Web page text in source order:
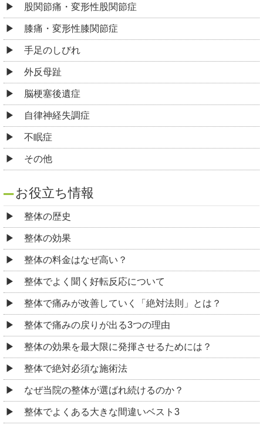
股関節痛・変形性股関節症
膝痛・変形性膝関節症
手足のしびれ
外反母趾
脳梗塞後遺症
自律神経失調症
不眠症
その他
お役立ち情報
整体の歴史
整体の効果
整体の料金はなぜ高い？
整体でよく聞く好転反応について
整体で痛みが改善していく「絶対法則」とは？
整体で痛みの戻りが出る3つの理由
整体の効果を最大限に発揮させるためには？
整体で絶対必須な施術法
なぜ当院の整体が選ばれ続けるのか？
整体でよくある大きな間違いベスト3